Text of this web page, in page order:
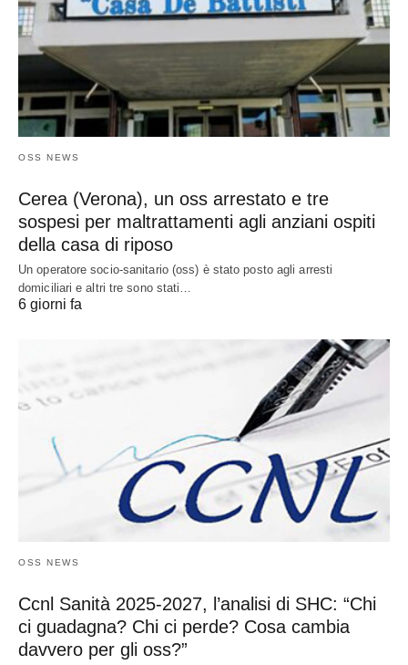
OSS NEWS
Cerea (Verona), un oss arrestato e tre
sospesi per maltrattamenti agli anziani ospiti
della casa di riposo
Un operatore socio-sanitario (oss) è stato posto agli arresti
domiciliari e altri tre sono stati…
6 giorni fa
OSS NEWS
Ccnl Sanità 2025-2027, l’analisi di SHC: “Chi
ci guadagna? Chi ci perde? Cosa cambia
davvero per gli oss?”